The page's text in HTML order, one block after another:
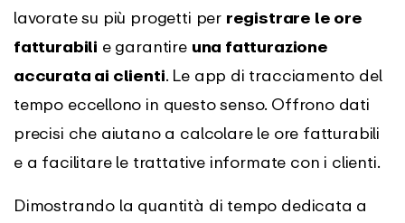
lavorate su più progetti per registrare le ore
fatturabili e garantire una fatturazione
accurata ai clienti. Le app di tracciamento del
tempo eccellono in questo senso. Offrono dati
precisi che aiutano a calcolare le ore fatturabili
e a facilitare le trattative informate con i clienti.
Dimostrando la quantità di tempo dedicata a